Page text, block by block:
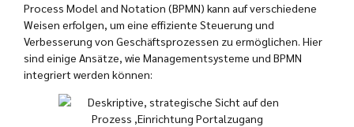
Process Model and Notation (BPMN) kann auf verschiedene
Weisen erfolgen, um eine effiziente Steuerung und
Verbesserung von Geschäftsprozessen zu ermöglichen. Hier
sind einige Ansätze, wie Managementsysteme und BPMN
integriert werden können: